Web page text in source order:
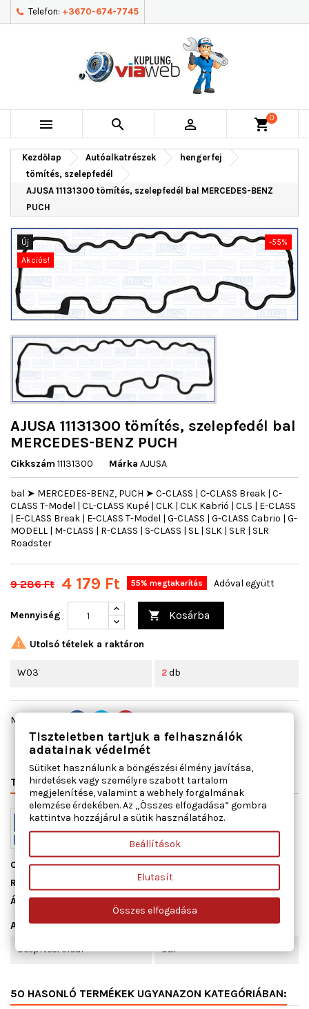
Telefon: +3670-674-7745
   shopping_cart0
Kezdőlap Autóalkatrészek
hengerfej
tömítés, szelepfedél
AJUSA 11131300 tömítés, szelepfedél bal MERCEDES-BENZ
PUCH
Új
-55%
Akciós!
AJUSA 11131300 tömítés, szelepfedél bal
MERCEDES-BENZ PUCH
Cikkszám 11131300 Márka AJUSA
bal ➤ MERCEDES-BENZ, PUCH ➤ C-CLASS | C-CLASS Break | C-
CLASS T-Model | CL-CLASS Kupé | CLK | CLK Kabrió | CLS | E-CLASS
| E-CLASS Break | E-CLASS T-Model | G-CLASS | G-CLASS Cabrio | G-
MODELL | M-CLASS | R-CLASS | S-CLASS | SL | SLK | SLR | SLR
Roadster
9 286 Ft 4 179 Ft 55% megtakarítás Adóval együtt
Mennyiség  Kosárba
 Utolsó tételek a raktáron
W03 2db
Megosztás
TERMÉK RÉSZLETEI VÁLTÓSZÁMOK MIHEZ JÓ
Cikkszám11131300
Raktáron
ÁllapotÚj
Adatlap
Beépítési oldal bal
50 HASONLÓ TERMÉKEK UGYANAZON KATEGÓRIÁBAN:
Tiszteletben tartjuk a felhasználók
adatainak védelmét
Sütiket használunk a böngészési élmény javítása,
hirdetések vagy személyre szabott tartalom
megjelenítése, valamint a webhely forgalmának
elemzése érdekében. Az „Összes elfogadása” gombra
kattintva hozzájárul a sütik használatához.
Beállítások
Elutasít
Összes elfogadása